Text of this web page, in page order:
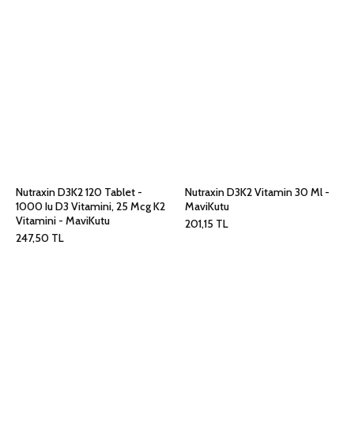
Nutraxin D3K2 120 Tablet -
1000 Iu D3 Vitamini, 25 Mcg K2
Vitamini - MaviKutu
247,50 TL
Nutraxin D3K2 Vitamin 30 Ml -
MaviKutu
201,15 TL